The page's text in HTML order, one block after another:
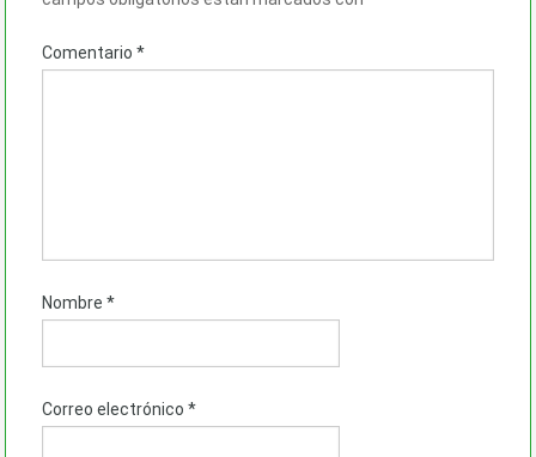
Comentario *
Nombre *
Correo electrónico *